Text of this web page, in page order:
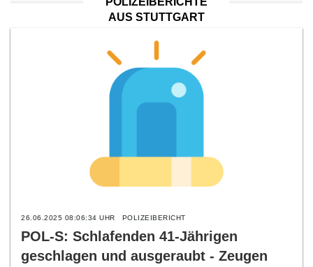
AUS STUTTGART
26.06.2025 08:06:34 UHR POLIZEIBERICHT
POL-S: Schlafenden 41-Jährigen
geschlagen und ausgeraubt - Zeugen